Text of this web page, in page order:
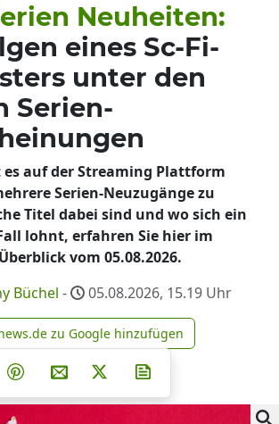
Neuheiten:
eines Sc-Fi-
unter den
Serien-
auf der Streaming Plattform
Serien-Neuzugänge zu
Titel dabei sind und wo sich ein
lohnt, erfahren Sie hier im
vom 05.08.2026.
Büchel - 05.08.2026, 15.19 Uhr
news.de zu Google
zu Google hinzufügen
Teilen auf Facebook
Teilen auf Whatsapp
Teilen auf Telegram
Teilen auf Pinterest
Per E-Mail teilen
Post auf X